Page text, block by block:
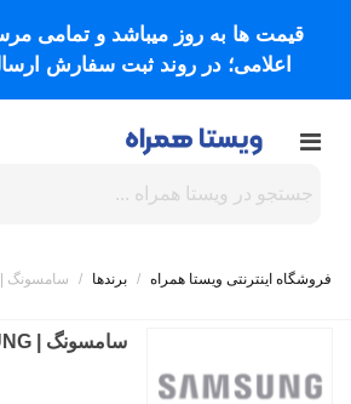
قیمت ها به روز میباشد و تمامی
اعلامی؛ در روند ثبت سفارش
فروشگاه اینترنتی ویستا همراه / برندها / سامسونگ | SAMSUNG
سامسونگ | SAMSUNG